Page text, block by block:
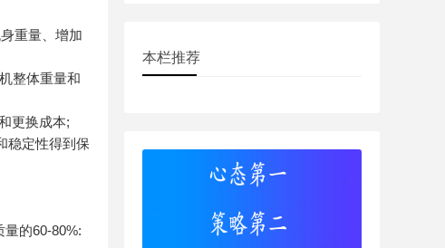
重量、增加
整体重量和
更换成本;
稳定性得到保
的60-80%:
本栏推荐